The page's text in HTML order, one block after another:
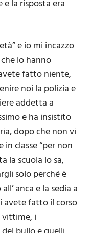
la risposta era
e io mi incazzo
lo hanno
fatto niente,
noi la polizia e
addetta a
e ha insistito
dopo che non vi
classe “per non
la scuola lo sa,
solo perché è
anca e la sedia a
avete fatto il corso
vittime, i